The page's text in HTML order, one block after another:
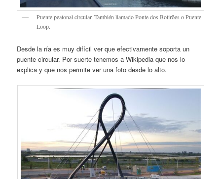
Puente peatonal circular. También llamado Ponte dos Botirões o Puente
Loop.
Desde la ría es muy difícil ver que efectivamente soporta un
puente circular. Por suerte tenemos a Wikipedia que nos lo
explica y que nos permite ver una foto desde lo alto.